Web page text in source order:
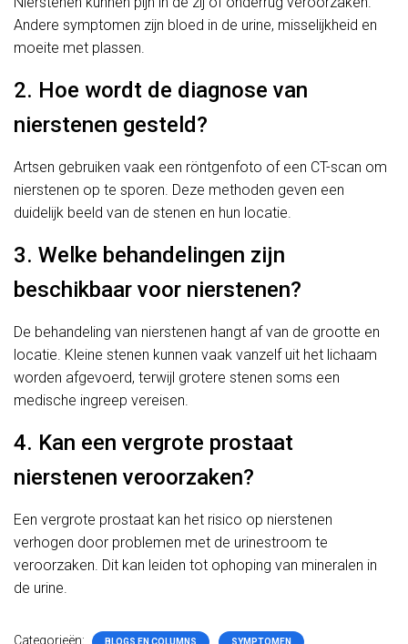
Andere symptomen zijn bloed in de urine, misselijkheid en
moeite met plassen.
2. Hoe wordt de diagnose van
nierstenen gesteld?
Artsen gebruiken vaak een röntgenfoto of een CT-scan om
nierstenen op te sporen. Deze methoden geven een
duidelijk beeld van de stenen en hun locatie.
3. Welke behandelingen zijn
beschikbaar voor nierstenen?
De behandeling van nierstenen hangt af van de grootte en
locatie. Kleine stenen kunnen vaak vanzelf uit het lichaam
worden afgevoerd, terwijl grotere stenen soms een
medische ingreep vereisen.
4. Kan een vergrote prostaat
nierstenen veroorzaken?
Een vergrote prostaat kan het risico op nierstenen
verhogen door problemen met de urinestroom te
veroorzaken. Dit kan leiden tot ophoping van mineralen in
de urine.
Categorieën: BLOGS EN COLUMNS SYMPTOMEN